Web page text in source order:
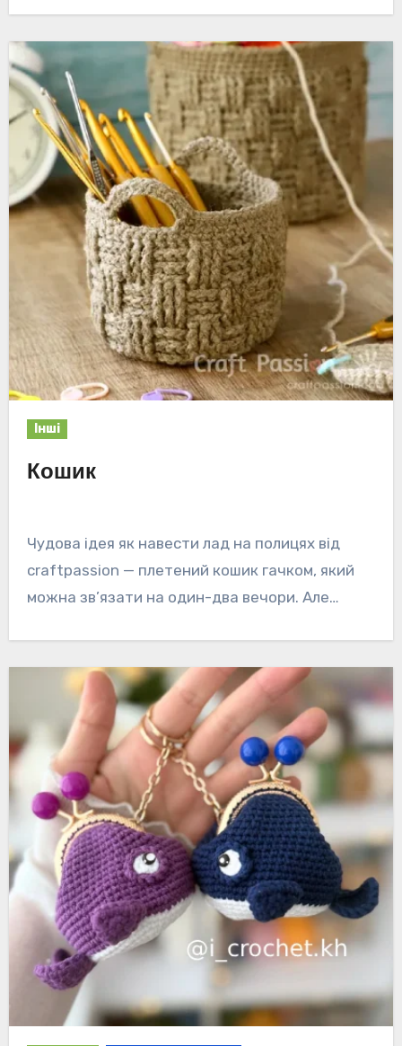
Інші
Кошик
Чудова ідея як навести лад на полицях від
craftpassion — плетений кошик гачком, який
можна зв’язати на один-два вечори. Але…